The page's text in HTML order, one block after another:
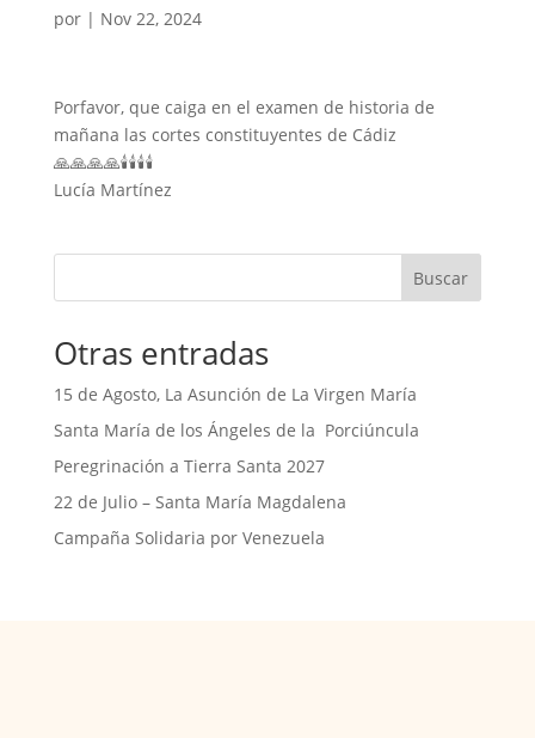
por | Nov 22, 2024
Porfavor, que caiga en el examen de historia de
mañana las cortes constituyentes de Cádiz
🙏🙏🙏🙏🕯️🕯️🕯️🕯️
Lucía Martínez
Buscar
Otras entradas
15 de Agosto, La Asunción de La Virgen María
Santa María de los Ángeles de la Porciúncula
Peregrinación a Tierra Santa 2027
22 de Julio – Santa María Magdalena
Campaña Solidaria por Venezuela